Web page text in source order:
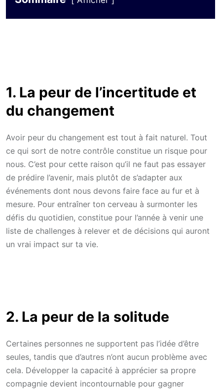
1. La peur de l’incertitude et
du changement
Avoir peur du changement est tout à fait naturel. Tout
ce qui sort de notre contrôle constitue un risque pour
nous. C’est pour cette raison qu’il ne faut pas essayer
de prédire l’avenir, mais plutôt de s’adapter aux
événements dont nous devons faire face au fur et à
mesure. Pour entraîner ton cerveau à surmonter les
défis du quotidien, constitue pour l’année à venir une
liste de challenges à relever et de décisions qui auront
un vrai impact sur ta vie.
2. La peur de la solitude
Certaines personnes ne supportent pas l’idée d’être
seules, tandis que d’autres n’ont aucun problème avec
cela. Développer la capacité à apprécier sa propre
compagnie devient incontournable pour gagner